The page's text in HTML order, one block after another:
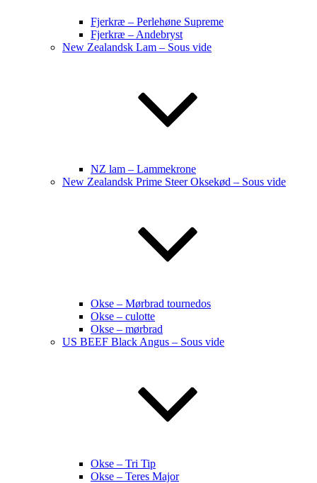
Fjerkræ – Perlehøne Supreme
Fjerkræ – Andebryst
New Zealandsk Lam – Sous vide
NZ lam – Lammekrone
New Zealandsk Prime Steer Oksekød – Sous vide
Okse – Mørbrad tournedos
Okse – culotte
Okse – mørbrad
US BEEF Black Angus – Sous vide
Okse – Tri Tip
Okse – Teres Major